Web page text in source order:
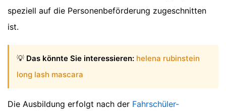
speziell auf die Personenbeförderung zugeschnitten
ist.
💡 Das könnte Sie interessieren: helena rubinstein
long lash mascara
Die Ausbildung erfolgt nach der Fahrschüler-